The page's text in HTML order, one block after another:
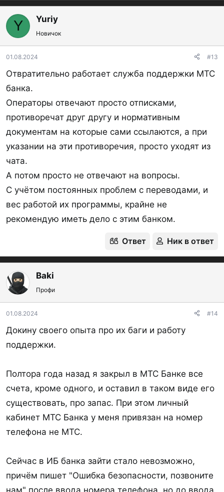
Y Yuriy
Новичок
01.08.2024 #13
Отвратительно работает служба поддержки МТС
банка.
Операторы отвечают просто отписками,
противоречат друг другу и нормативным
документам на которые сами ссылаются, а при
указании на эти противоречия, просто уходят из
чата.
А потом просто не отвечают на вопросы.
С учётом постоянных проблем с переводами, и
вес работой их программы, крайне не
рекомендую иметь дело с этим банком.
Ответ Ник в ответ
Baki
Профи
01.08.2024 #14
Докину своего опыта про их баги и работу
поддержки.
Полтора года назад я закрыл в МТС Банке все
счета, кроме одного, и оставил в таком виде его
существовать, про запас. При этом личный
кабинет МТС Банка у меня привязан на номер
телефона не МТС.
Сейчас в ИБ банка зайти стало невозможно,
причём пишет "Ошибка безопасности, позвоните
нам" после ввода номера телефона, но до ввода